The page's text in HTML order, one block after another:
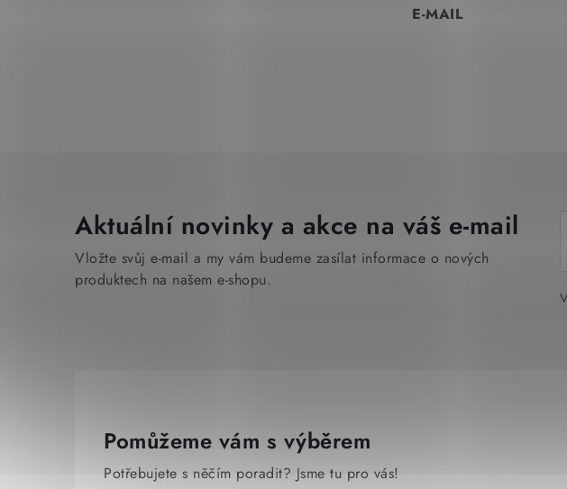
E-MAIL
Aktuální novinky a akce na váš e-mail
Vložte svůj e-mail a my vám budeme zasílat informace o nových
produktech na našem e-shopu.
Pomůžeme vám s výběrem
Potřebujete s něčím poradit? Jsme tu pro vás!